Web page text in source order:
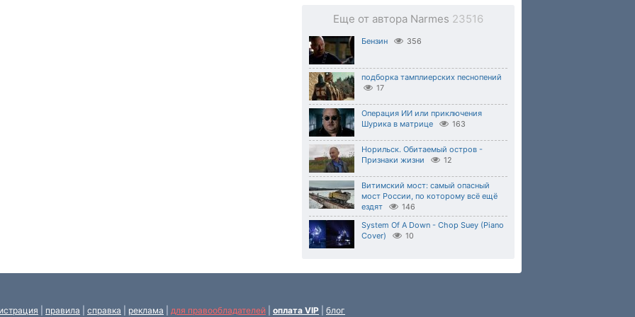
Еще от автора Narmes 23516
Бензин 356
подборка тамплиерских песнопений
17
Операция ИИ или приключения
Шурика в матрице
163
Норильск. Обитаемый остров -
Признаки жизни
12
Витимский мост: самый опасный
мост России, по которому всё ещё
ездят
146
System Of A Down - Chop Suey (Piano
Cover)
10
правила справка реклама для правообладателей оплата VIP блог